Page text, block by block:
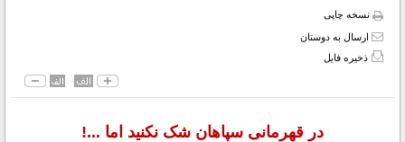
نسخه چاپی
ارسال به دوستان
ذخیره فایل
در قهرمانی سپاهان شک نکنید اما ...!